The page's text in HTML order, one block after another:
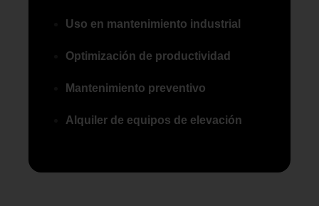
Uso en mantenimiento industrial
Optimización de productividad
Mantenimiento preventivo
Alquiler de equipos de elevación